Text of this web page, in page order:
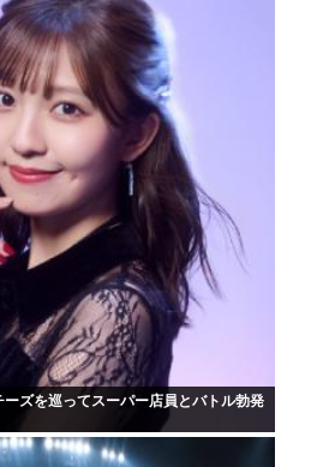
ズを巡ってスーパー店員とバトル勃発